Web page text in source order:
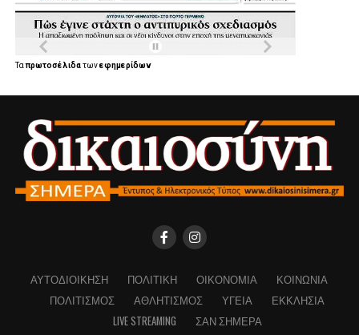
Ταπρωτοσέλιδατωνεφημερίδων
ΑΥΤΟΔΙΟΊΚΗΣΗ ΠΟΛΙΤΙΚΉ ΟΙΚΟΝΟΜΊΑ
ΚΟΙΝΩΝΊΑ
ΠΟΛΙΤΙΣΜΌΣ
ΑΘΛΗΤΙΣΜΌΣ ΥΓΕΊΑ
ΕΚΚΛΗΣΊΑ
LIVE STREAMING
ΣΑΝ ΣΉΜΕΡΑ